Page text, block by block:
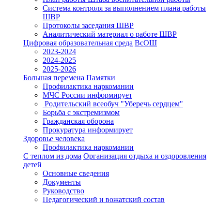
Система контроля за выполнением плана работы
ШВР
Протоколы заседания ШВР
Аналитический материал о работе ШВР
Цифровая образовательная среда ВсОШ
2023-2024
2024-2025
2025-2026
Большая перемена Памятки
Профилактика наркомании
МЧС России информирует
Родительский всеобуч "Уберечь сердцем"
Борьба с экстремизмом
Гражданская оборона
Прокуратура информирует
Здоровье человека
Профилактика наркомании
С теплом из дома Организация отдыха и оздоровления
детей
Основные сведения
Документы
Руководство
Педагогический и вожатский состав